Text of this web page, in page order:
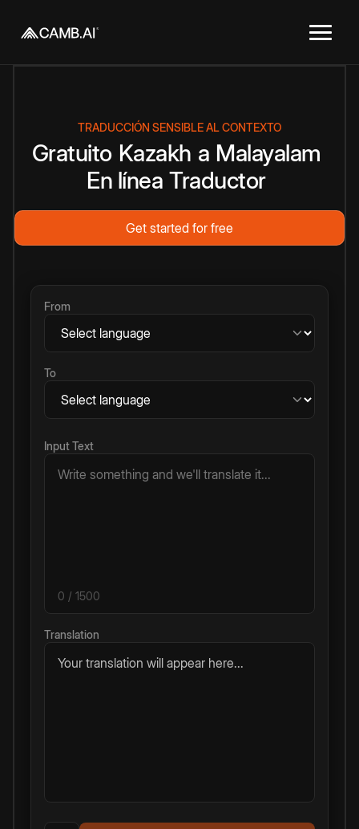
TRADUCCIÓN SENSIBLE AL CONTEXTO
Gratuito Kazakh a Malayalam
En línea Traductor
Get started for free
From
To
Input Text
0 / 1500
Translation
Your translation will appear here...